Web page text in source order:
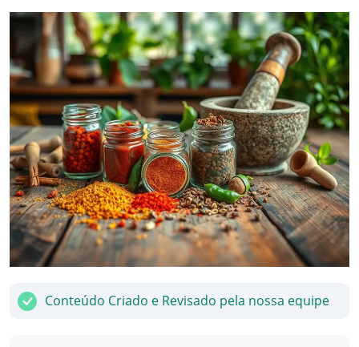
Conteúdo Criado e Revisado pela nossa equipe